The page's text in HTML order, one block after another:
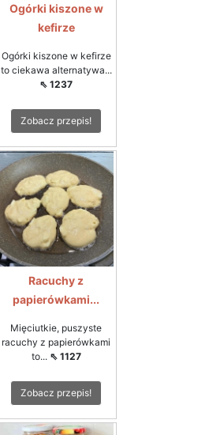
Ogórki kiszone w
kefirze
Ogórki kiszone w kefirze
to ciekawa alternatywa...
⇖ 1237
Zobacz przepis!
Racuchy z
papierówkami...
Mięciutkie, puszyste
racuchy z papierówkami
to... ⇖ 1127
Zobacz przepis!